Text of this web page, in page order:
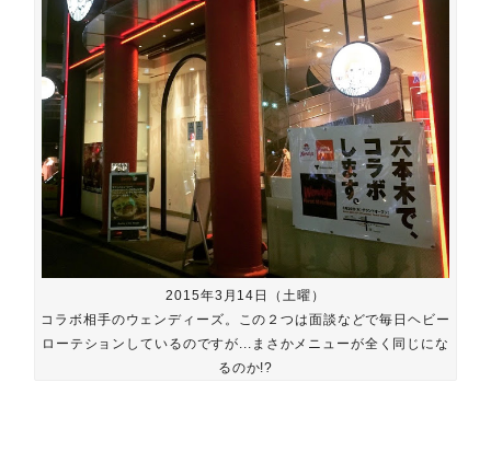
2015年3月14日（土曜）
コラボ相手のウェンディーズ。この２つは面談などで毎日ヘビー
ローテションしているのですが...まさかメニューが全く同じにな
るのか!?